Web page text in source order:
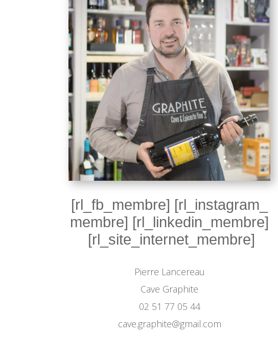
[rl_fb_membre] [rl_instagram_
membre] [rl_linkedin_membre]
[rl_site_internet_membre]
Pierre Lancereau
Cave Graphite
02 51 77 05 44
cave.graphite@gmail.com